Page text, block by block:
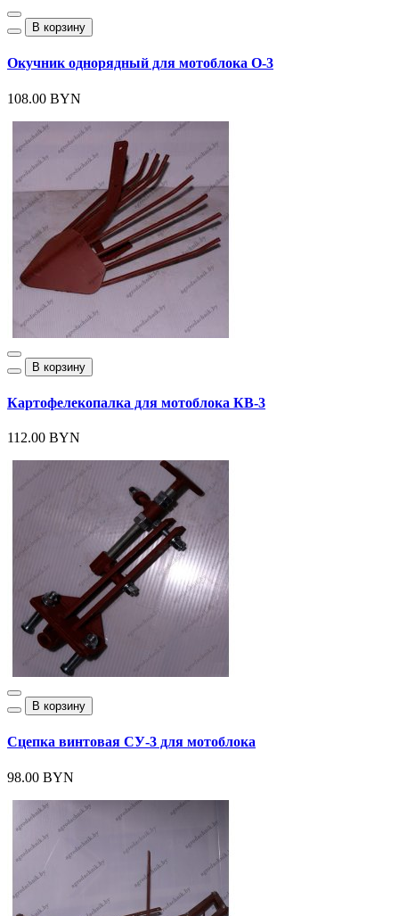
В корзину
Окучник однорядный для мотоблока О-3
108.00 BYN
В корзину
Картофелекопалка для мотоблока КВ-3
112.00 BYN
В корзину
Сцепка винтовая СУ-3 для мотоблока
98.00 BYN